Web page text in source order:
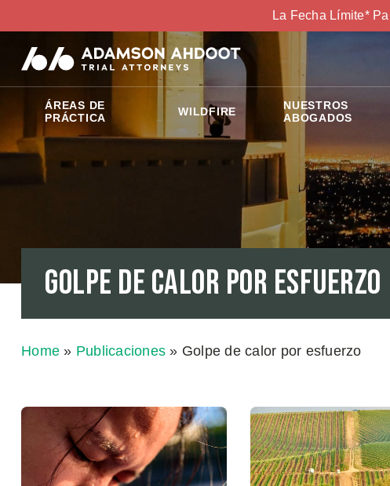
La Fecha Límite*
ÁREAS DE
PRÁCTICA
WILDFIRE
NUESTROS
ABOGADOS
Golpe de calor por esfuerzo
Home » Publicaciones » Golpe de calor por esfuerzo